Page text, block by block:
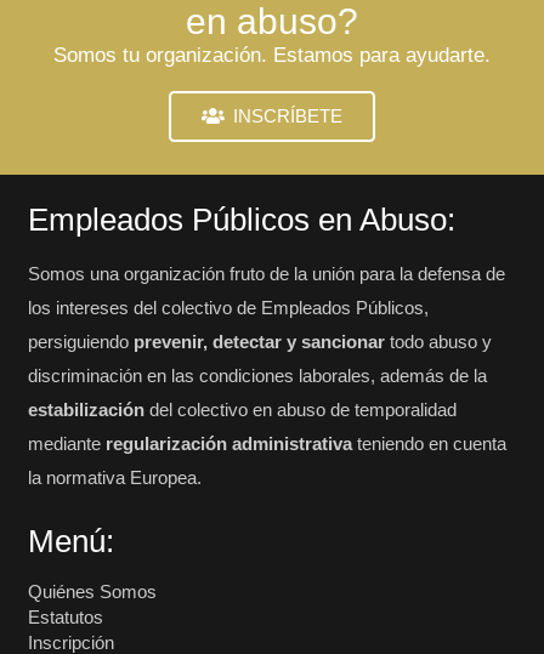
en abuso?
Somos tu organización. Estamos para ayudarte.
INSCRÍBETE
Empleados Públicos en Abuso:
Somos una organización fruto de la unión para la defensa de
los intereses del colectivo de Empleados Públicos,
persiguiendo prevenir, detectar y sancionartodo abuso y
discriminación en las condiciones laborales, además de la
estabilizacióndel colectivo en abuso de temporalidad
mediante regularización administrativateniendo en cuenta
la normativa Europea.
Menú:
Quiénes Somos
Estatutos
Inscripción